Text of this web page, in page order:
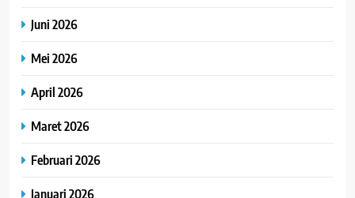
Juni 2026
Mei 2026
April 2026
Maret 2026
Februari 2026
Januari 2026